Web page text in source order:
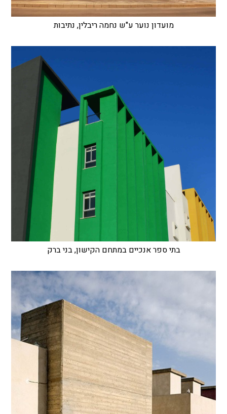
מועדון נוער ע"ש נחמה ריבלין, נתיבות
בתי ספר אנכיים במתחם הקישון, בני ברק